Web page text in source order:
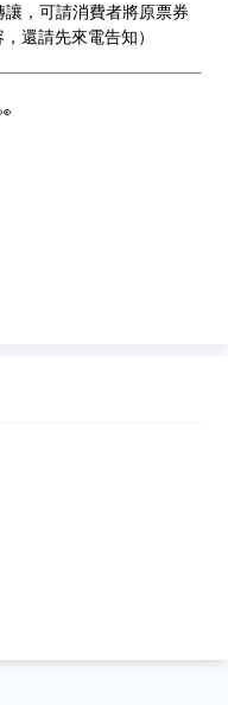
，可請消費者將原票券
還請先來電告知）